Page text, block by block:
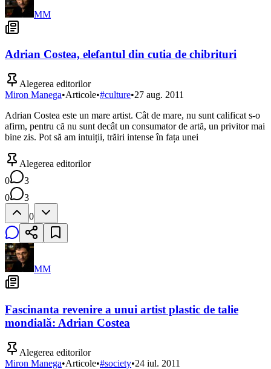
MM
Adrian Costea, elefantul din cutia de chibrituri
Alegerea editorilor
Miron Manega•Articole•#culture•27 aug. 2011
Adrian Costea este un mare artist. Cât de mare, nu sunt calificat s-o
afirm, pentru că nu sunt decât un consumator de artă, un privitor mai
bine zis. Pot să am intuiții, trăiri intense în fața unei
Alegerea editorilor
0
3
0
3
0
MM
Fascinanta revenire a unui artist plastic de talie
mondială: Adrian Costea
Alegerea editorilor
Miron Manega•Articole•#society•24 iul. 2011